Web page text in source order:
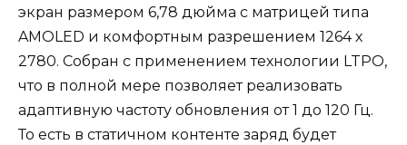
экран размером 6,78 дюйма с матрицей типа
AMOLED и комфортным разрешением 1264 х
2780. Собран с применением технологии LTPO,
что в полной мере позволяет реализовать
адаптивную частоту обновления от 1 до 120 Гц.
То есть в статичном контенте заряд будет